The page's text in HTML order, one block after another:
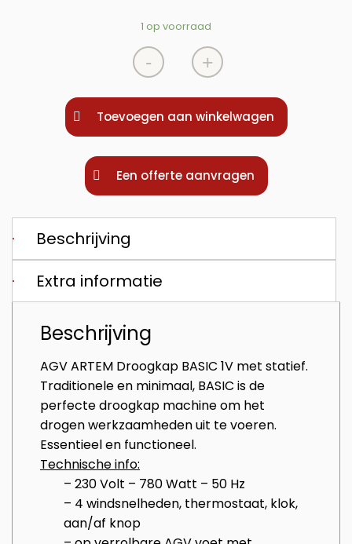
1 op voorraad
- +
Toevoegen aan winkelwagen
Een offerte aanvragen
Beschrijving
Extra informatie
Beschrijving
AGV ARTEM Droogkap BASIC 1V met statief.
Traditionele en minimaal, BASIC is de
perfecte droogkap machine om het
drogen werkzaamheden uit te voeren.
Essentieel en functioneel.
Technische info:
– 230 Volt – 780 Watt – 50 Hz
– 4 windsnelheden, thermostaat, klok,
aan/af knop